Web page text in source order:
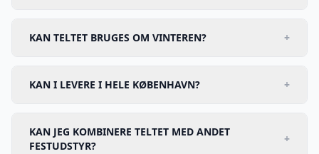
KAN TELTET BRUGES OM VINTEREN? +
KAN I LEVERE I HELE KØBENHAVN? +
KAN JEG KOMBINERE TELTET MED ANDET
FESTUDSTYR?
+